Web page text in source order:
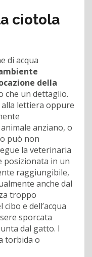
ciotola
di acqua
della
che un dettaglio.
lettiera oppure
anziano, o
può non
la veterinaria
posizionata in un
raggiungibile,
anche dal
troppo
e dell’acqua
sporcata
dal gatto. I
torbida o